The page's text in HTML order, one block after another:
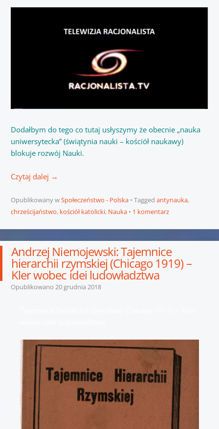
Dodałbym do tego co tutaj usłyszymy że obecnie „nauka
uniwersytecka” (świątynia nauki – kościół naukawy)
blokuje rozwój Nauki.
Czytaj dalej →
Opublikowany wSpołeczeństwo - Polska Tagged antynauka,
chrześcijaństwo, kościół katolicki, Nauka 1 komentarz
Andrzej Niemojewski: Tajemnice
hierarchii rzymskiej (Chicago 1919) –
Kler wobec idei ludowładztwa
Opublikowano 20 grudnia 2018